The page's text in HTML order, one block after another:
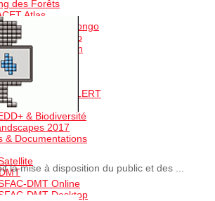
des Forêts
Atlas
FACET RD Congo
FACET Congo
FACET Gabon
GFC
d'ALERT
ALERT Feux
Landscape ALERT
& Biodiversité
2017
& Documentations
DMT Online
DMT Desktop
la mise à disposition du public et des ...